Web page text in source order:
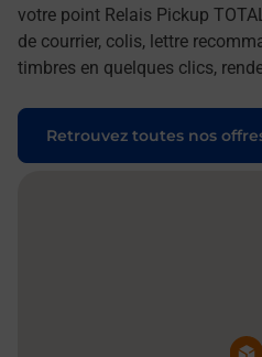
votre point Relais Pickup
de courrier, colis, lettre
timbres en quelques clics,
Retrouvez toutes nos
Pin